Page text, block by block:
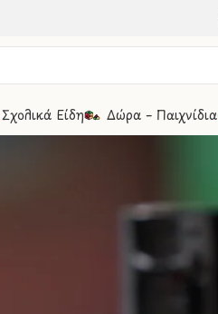
Σχολικά Είδη Δώρα – Παιχνίδια